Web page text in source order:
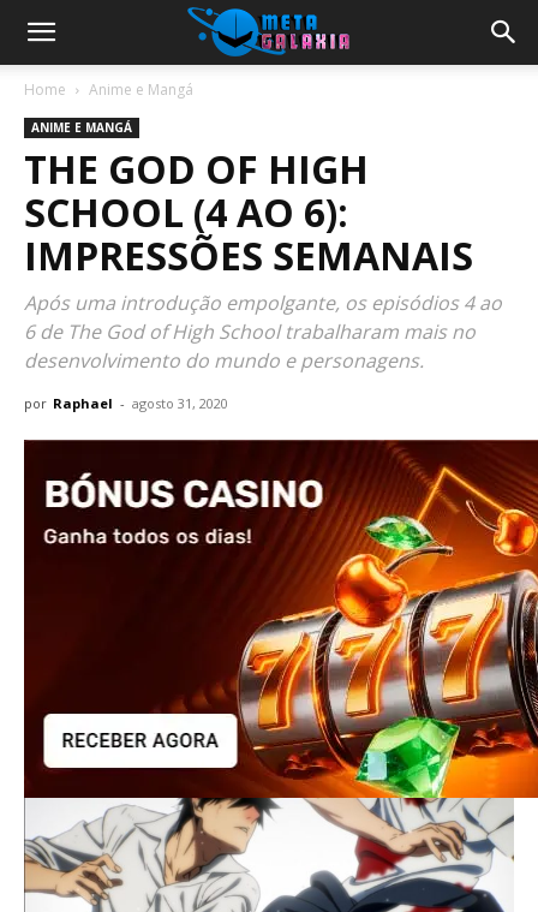
Home Anime e Mangá
ANIME E MANGÁ
THE GOD OF HIGH
SCHOOL (4 AO 6):
IMPRESSÕES SEMANAIS
Após uma introdução empolgante, os episódios 4 ao
6 de The God of High School trabalharam mais no
desenvolvimento do mundo e personagens.
por Raphael - agosto 31, 2020